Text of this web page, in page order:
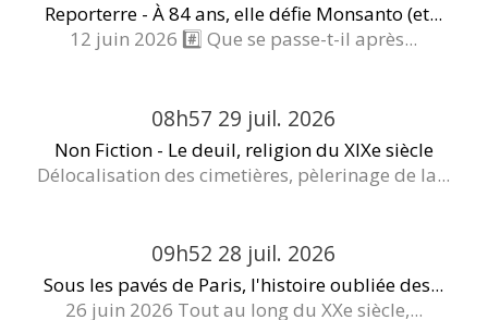
Reporterre - À 84 ans, elle défie Monsanto (et...
12 juin 2026 #️⃣ Que se passe-t-il après...
08h57 29 juil. 2026
Non Fiction - Le deuil, religion du XIXe siècle
Délocalisation des cimetières, pèlerinage de la...
09h52 28 juil. 2026
Sous les pavés de Paris, l'histoire oubliée des...
26 juin 2026 Tout au long du XXe siècle,...